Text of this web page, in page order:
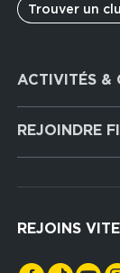
Trouver un
services
ACTIVITÉS &
Cardio
Musculation
Hyrox Zone
Cross Training
REJOINDRE
REJOINS